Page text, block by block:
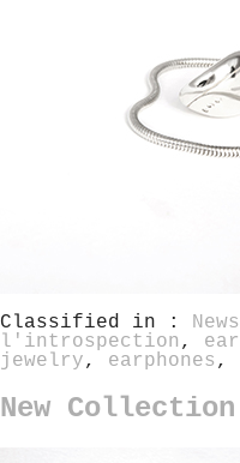
Classified in : News
l'introspection ,
jewelry, earphones ,
New